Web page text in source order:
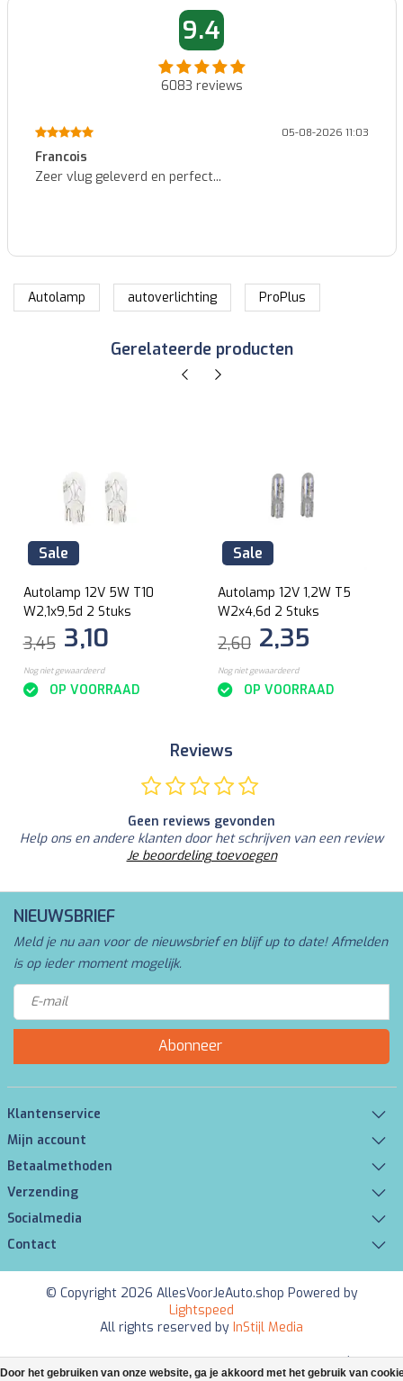
9.4
6083 reviews
01-08-2026 14:45
Patrick
Identieke nummerplaat zoals de originele, zeer goede
Autolamp autoverlichting ProPlus
Gerelateerde producten
Sale
Autolamp 12V 5W T10
W2,1x9,5d 2 Stuks
3,45 3,10
Nog niet gewaardeerd
OP VOORRAAD
Sale
Autolamp 12V 1,2W T5
W2x4,6d 2 Stuks
2,60 2,35
Nog niet gewaardeerd
OP VOORRAAD
Reviews
Geen reviews gevonden
Help ons en andere klanten door het schrijven van een review
Je beoordeling toevoegen
NIEUWSBRIEF
Meld je nu aan voor de nieuwsbrief en blijf up to date! Afmelden
is op ieder moment mogelijk.
Abonneer
Klantenservice
Mijn account
Betaalmethoden
Verzending
Socialmedia
Contact
© Copyright 2026 AllesVoorJeAuto.shop Powered by
Lightspeed
All rights reserved by InStijl Media
Beoordeling opKiyOhvoor AllesVoorJeAuto.shop: 9.4/10 (6083
beoordelingen)
Door het gebruiken van onze website, ga je akkoord met het gebruik van